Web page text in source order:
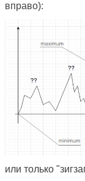
вправо):
или только